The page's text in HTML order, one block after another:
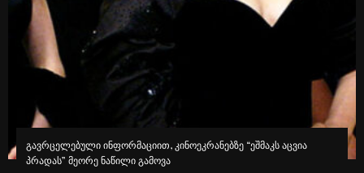
გავრცელებული ინფორმაციით, კინოეკრანებზე “ეშმაკს აცვია
პრადას” მეორე ნაწილი გამოვა